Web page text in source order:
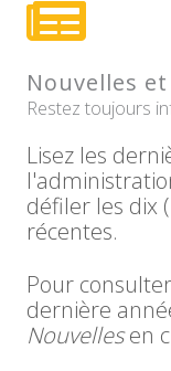
Nouvelles
Restez toujours
Lisez les
défiler les dix
récentes.
Pour
dernière
Nouvellesen